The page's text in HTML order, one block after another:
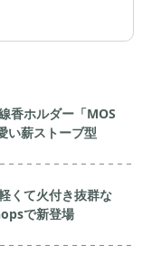
香ホルダー「MOS
い薪ストーブ型
くて火付き抜群な
で新登場